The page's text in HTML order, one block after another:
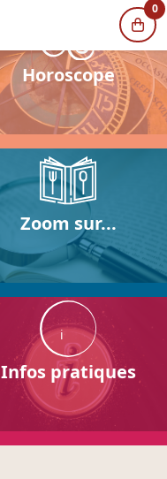
0
Horoscope
Zoom sur...
i
Infos pratiques